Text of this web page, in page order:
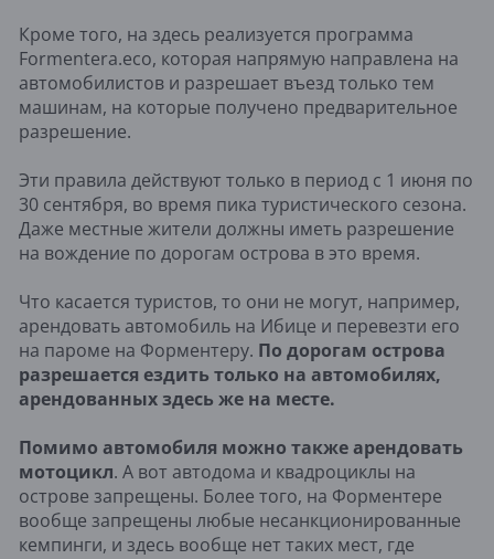
Кроме того, на здесь реализуется программа
Formentera.eco, которая напрямую направлена на
автомобилистов и разрешает въезд только тем
машинам, на которые получено предварительное
разрешение.
Эти правила действуют только в период с 1 июня по
30 сентября, во время пика туристического сезона.
Даже местные жители должны иметь разрешение
на вождение по дорогам острова в это время.
Что касается туристов, то они не могут, например,
арендовать автомобиль на Ибице и перевезти его
на пароме на Форментеру. По дорогам острова
разрешается ездить только на автомобилях,
арендованных здесь же на месте.
Помимо автомобиля можно также арендовать
мотоцикл. А вот автодома и квадроциклы на
острове запрещены. Более того, на Форментере
вообще запрещены любые несанкционированные
кемпинги, и здесь вообще нет таких мест, где